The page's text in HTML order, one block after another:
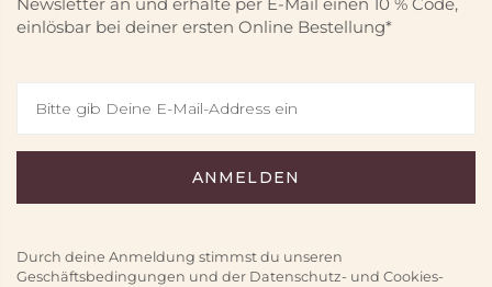
einlösbar bei deiner ersten Online Bestellung*
Durch deine Anmeldung stimmst du unseren
Geschäftsbedingungen und der Datenschutz- und Cookies-